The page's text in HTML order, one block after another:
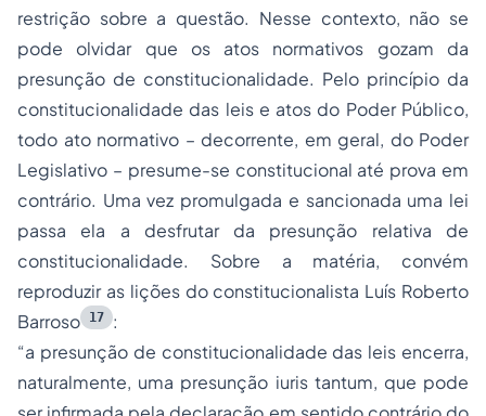
restrição sobre a questão. Nesse contexto, não se
pode olvidar que os atos normativos gozam da
presunção de constitucionalidade. Pelo princípio da
constitucionalidade das leis e atos do Poder Público,
todo ato normativo – decorrente, em geral, do Poder
Legislativo – presume-se constitucional até prova em
contrário. Uma vez promulgada e sancionada uma lei
passa ela a desfrutar da presunção relativa de
constitucionalidade. Sobre a matéria, convém
reproduzir as lições do constitucionalista Luís Roberto
Barroso
17
:
“a presunção de constitucionalidade das leis encerra,
naturalmente, uma presunção iuris tantum, que pode